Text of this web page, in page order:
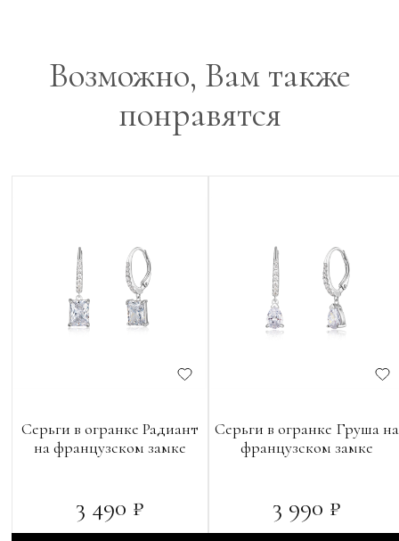
Возможно, Вам также
понравятся
Серьги в огранке Радиант
на французском замке
3 490 ₽
Серьги в огранке Груша на
французском замке
3 990 ₽